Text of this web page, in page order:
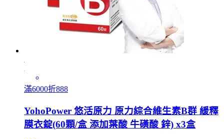
滿6000折888
YohoPower 悠活原力 原力綜合維生素B群 緩釋
膜衣錠(60顆/盒 添加葉酸 牛磺酸 鋅) x3盒